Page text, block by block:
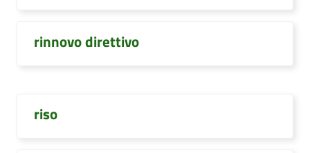
rinnovo direttivo
riso